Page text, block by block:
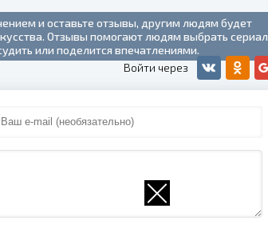
и оставьте отзывы, другим людям будет
Отзывы помогают людям выбрать сериал
или поделится впечатлениями.